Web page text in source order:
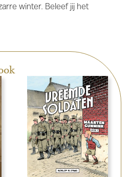
winter. Beleef jij het